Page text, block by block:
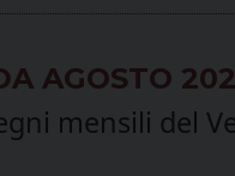
AGOSTO
mensili del